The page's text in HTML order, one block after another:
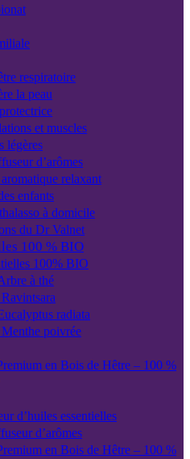
respiratoire
la peau
et muscles
légères
d’arômes
relaxant
enfants
à domicile
du Dr Valnet
100 % BIO
100% BIO
à thé
radiata
poivrée
en Bois de Hêtre – 100 %
d’huiles essentielles
d’arômes
en Bois de Hêtre – 100 %